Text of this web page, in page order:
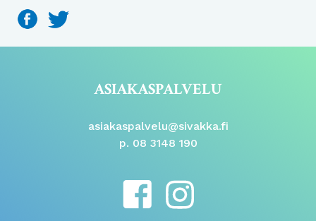
ASIAKASPALVELU
asiakaspalvelu@sivakka.fi
p. 08 3148 190